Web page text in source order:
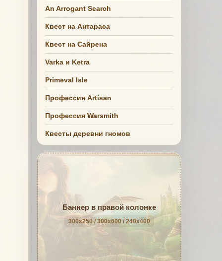
An Arrogant Search
Квест на Антараса
Квест на Сайрена
Varka и Ketra
Primeval Isle
Профессия Artisan
Профессия Warsmith
Квесты деревни гномов
Баннер в правой колонке
300x250 / 300x600 / 240x400